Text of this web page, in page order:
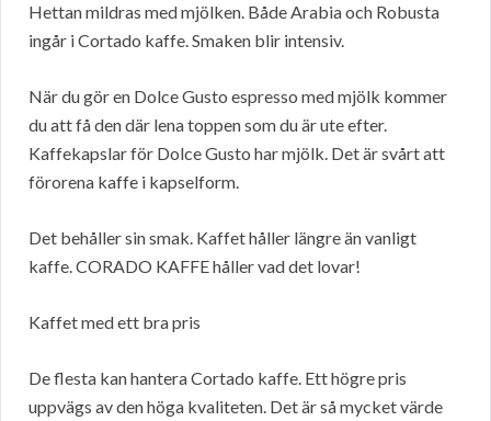
Hettan mildras med mjölken. Både Arabia och Robusta
ingår i Cortado kaffe. Smaken blir intensiv.
När du gör en Dolce Gusto espresso med mjölk kommer
du att få den där lena toppen som du är ute efter.
Kaffekapslar för Dolce Gusto har mjölk. Det är svårt att
förorena kaffe i kapselform.
Det behåller sin smak. Kaffet håller längre än vanligt
kaffe. CORADO KAFFE håller vad det lovar!
Kaffet med ett bra pris
De flesta kan hantera Cortado kaffe. Ett högre pris
uppvägs av den höga kvaliteten. Det är så mycket värde